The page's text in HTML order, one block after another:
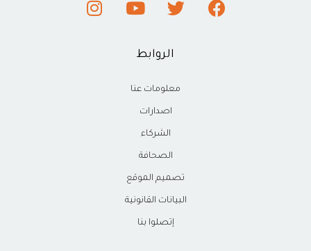
الروابط
معلومات عنا
اصدارات
الشركاء
الصحافة
تصميم الموقع
البيانات القانونية
إتصلوا بنا